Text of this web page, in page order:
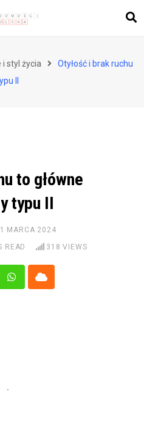
i styl życia
Otyłość i brak ruchu
II
to główne
typu II
MARCA 2024
READ 318 VIEWS
WhatsappCloud